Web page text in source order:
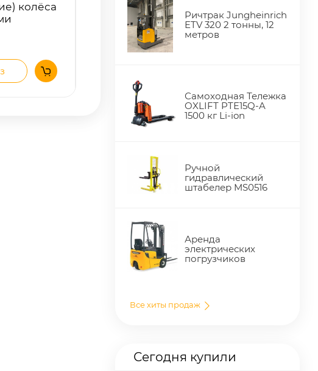
колёса
Ричтрак Jungheinrich
ETV 320 2 тонны, 12
метров
Самоходная Тележка
OXLIFT PTE15Q-A
1500 кг Li-ion
Ручной
гидравлический
штабелер MS0516
Аренда
электрических
погрузчиков
Все хиты продаж
Сегодня купили